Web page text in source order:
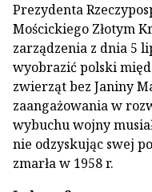
Prezydenta
Mościckiego Złotym
zarządzenia z dnia 5
wyobrazić polski
zwierząt bez Janiny
zaangażowania w
wybuchu wojny
nie odzyskując swej
zmarła w 1958 r.